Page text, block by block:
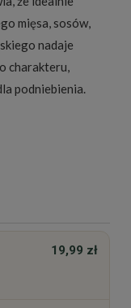
mięsa, sosów,
nadaje
charakteru,
podniebienia.
19,99 zł